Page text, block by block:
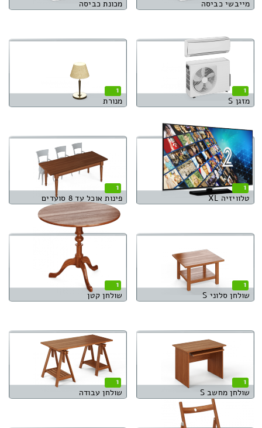
מייבשי כביסה מכונת כביסה
1
מזגן S
1
מנורת
1
טלוויזיה XL
1
פינות אוכל עד 8 סועדים
1
שולחן סלוני S
1
שולחן קטן
1
שולחן מחשב S
1
שולחן עבודה